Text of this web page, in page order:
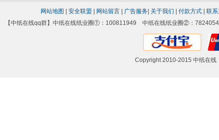
网站地图 安全联盟 网站留言 广告服务 关于我们 付款方式
联
【中纸在线qq群】中纸在线纸业圈①：100811949 中纸在线纸业圈②：
Copyright 2010-2015 中纸在线